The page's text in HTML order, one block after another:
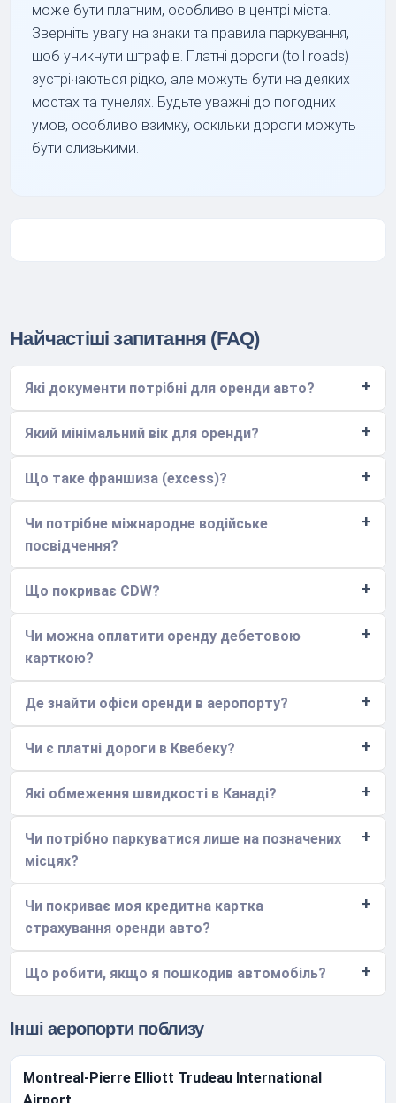
може бути платним, особливо в центрі міста.
Зверніть увагу на знаки та правила паркування,
щоб уникнути штрафів. Платні дороги (toll roads)
зустрічаються рідко, але можуть бути на деяких
мостах та тунелях. Будьте уважні до погодних
умов, особливо взимку, оскільки дороги можуть
бути слизькими.
Найчастіші запитання (FAQ)
Які документи потрібні для оренди авто?
Який мінімальний вік для оренди?
Що таке франшиза (excess)?
Чи потрібне міжнародне водійське
посвідчення?
Що покриває CDW?
Чи можна оплатити оренду дебетовою
карткою?
Де знайти офіси оренди в аеропорту?
Чи є платні дороги в Квебеку?
Які обмеження швидкості в Канаді?
Чи потрібно паркуватися лише на позначених
місцях?
Чи покриває моя кредитна картка
страхування оренди авто?
Що робити, якщо я пошкодив автомобіль?
Інші аеропорти поблизу
Montreal-Pierre Elliott Trudeau International